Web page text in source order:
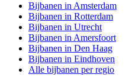
Bijbanen in Amsterdam
Bijbanen in Rotterdam
Bijbanen in Utrecht
Bijbanen in Amersfoort
Bijbanen in Den Haag
Bijbanen in Eindhoven
Alle bijbanen per regio